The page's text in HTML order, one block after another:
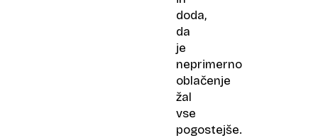
doda,
da
je
neprimerno
oblačenje
žal
vse
pogostejše.